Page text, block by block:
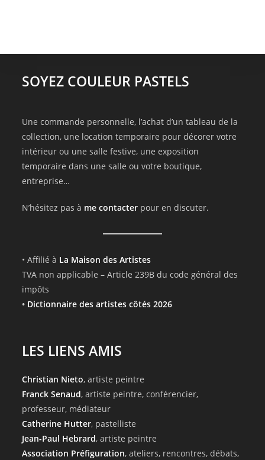
SOYEZ COULEUR PASTELS
Une commande personnelle, l’achat d’un tableau de la
collection, une location temporaire pour décorer votre
intérieur ou une salle festive, une exposition
temporaire dans une salle ou votre boutique,
entreprise…
N’hésitez pas à me contacter pour en discuter.
• Affilié à La Maison des Artistes
TVA non applicable – Article 239B du code général des
impôts
• Dictionnaire des artistes côtés 2026
LES LIENS AMIS
Christian Nieto, artiste peintre
Franck Senaud, artiste peintre, conférencier,
professeur, médiateur
Catherine Hutter, pastelliste
Jean-Paul Hebrard, artiste peintre
Association Préfiguration, ateliers, rencontres, débats,